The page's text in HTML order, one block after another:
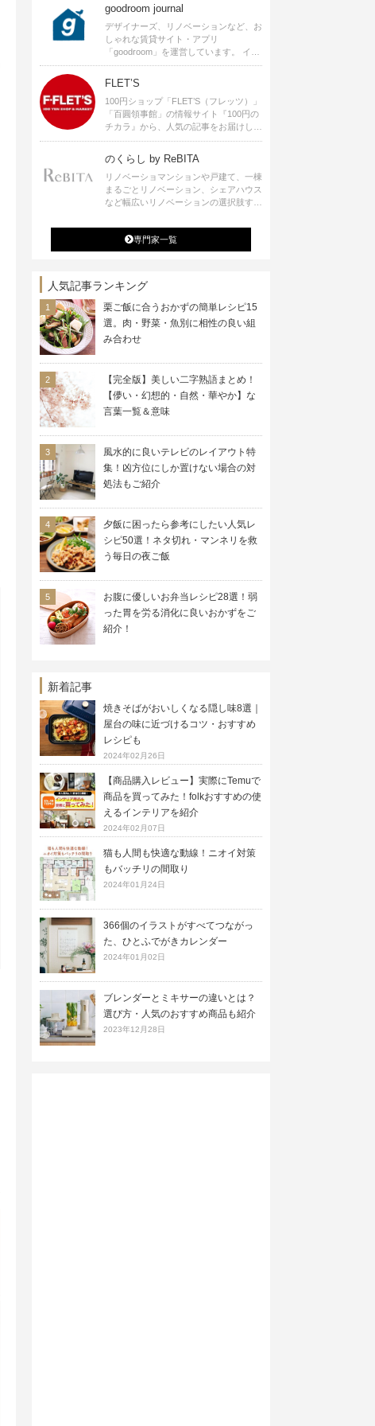
goodroom journal
デザイナーズ、リノベーションなど、お
しゃれな賃貸サイト・アプリ
「goodroom」を運営しています。 イン
テリアや、ひとり暮らし、ふたり暮らし
のアイディアなど、賃貸でも自分らしい
暮らしを楽しむためのヒントをお届けし
ます。
FLET’S
100円ショップ「FLET’S（フレッツ）」
「百圓領事館」の情報サイト『100円の
チカラ』から、人気の記事をお届けしま
す。
のくらし by ReBITA
リノベーショマンションや戸建て、一棟
まるごとリノベーション、シェアハウス
など幅広いリノベーションの選択肢すべ
ジ・シェアスペースなど、「住む」だけ
ではなく「働く」「遊ぶ」「学ぶ」「旅
する」といった領域でも、暮らしや生き
専門家一覧
人気記事ランキング
栗ご飯に合うおかずの簡単レシピ15
選。肉・野菜・魚別に相性の良い組
み合わせ
【完全版】美しい二字熟語まとめ！
【儚い・幻想的・自然・華やか】な
言葉一覧＆意味
風水的に良いテレビのレイアウト特
集！凶方位にしか置けない場合の対
処法もご紹介
夕飯に困ったら参考にしたい人気レ
シピ50選！ネタ切れ・マンネリを救
う毎日の夜ご飯
お腹に優しいお弁当レシピ28選！弱
った胃を労る消化に良いおかずをご
紹介！
新着記事
焼きそばがおいしくなる隠し味8選｜
屋台の味に近づけるコツ・おすすめ
レシピも
2024年02月26日
【商品購入レビュー】実際にTemuで
商品を買ってみた！folkおすすめの使
えるインテリアを紹介
2024年02月07日
猫も人間も快適な動線！ニオイ対策
もバッチリの間取り
2024年01月24日
366個のイラストがすべてつながっ
た、ひとふでがきカレンダー
2024年01月02日
ブレンダーとミキサーの違いとは？
選び方・人気のおすすめ商品も紹介
2023年12月28日